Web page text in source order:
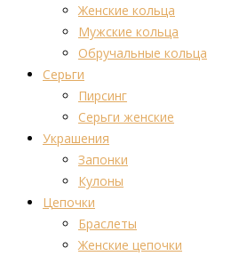
Женские кольца
Мужские кольца
Обручальные кольца
Серьги
Пирсинг
Серьги женские
Украшения
Запонки
Кулоны
Цепочки
Браслеты
Женские цепочки